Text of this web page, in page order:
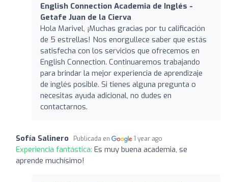
English Connection Academia de Inglés -
Getafe Juan de la Cierva
Hola Marivel, ¡Muchas gracias por tu calificación
de 5 estrellas! Nos enorgullece saber que estás
satisfecha con los servicios que ofrecemos en
English Connection. Continuaremos trabajando
para brindar la mejor experiencia de aprendizaje
de inglés posible. Si tienes alguna pregunta o
necesitas ayuda adicional, no dudes en
contactarnos.
Sofía Salinero Publicada en 1 year ago
Experiencia fantástica: Es muy buena academia, se
aprende muchísimo!